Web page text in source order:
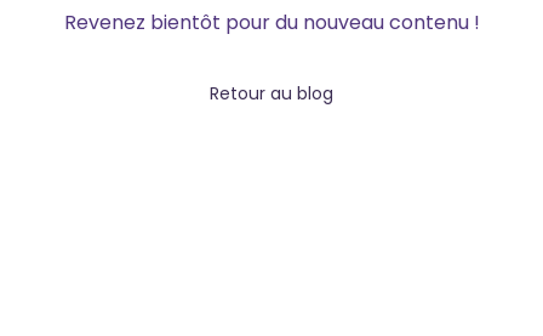
Revenez bientôt pour du nouveau contenu !
Retour au blog